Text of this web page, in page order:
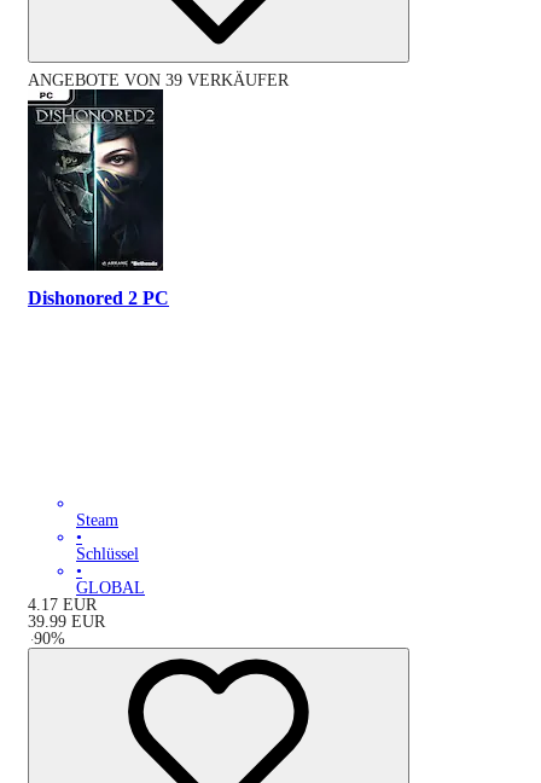
ANGEBOTE VON 39 VERKÄUFER
Dishonored 2 PC
Steam
•
Schlüssel
•
GLOBAL
4.17 EUR
39.99 EUR
-90%